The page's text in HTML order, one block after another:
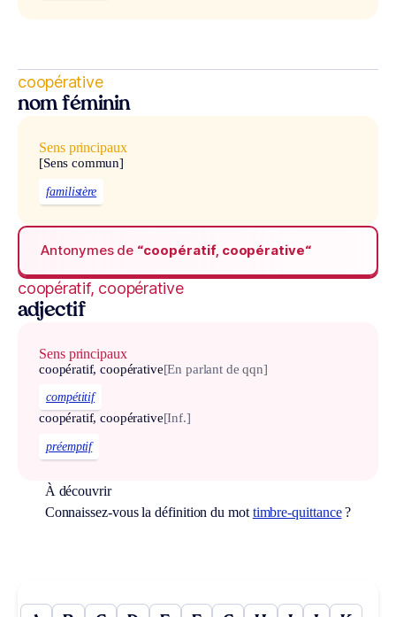
coopérative
nom féminin
Sens principaux
[Sens commun]
familistère
Antonymes de “coopératif, coopérative“
coopératif, coopérative
adjectif
Sens principaux
coopératif, coopérative[En parlant de qqn]
compétitif
coopératif, coopérative[Inf.]
préemptif
À découvrir
Connaissez-vous la définition du mot timbre-quittance?